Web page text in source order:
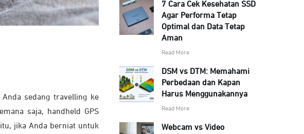
sedang travelling ke
saja, handheld GPS
jika Anda berniat untuk
7 Cara Cek Kesehatan SSD
Agar Performa Tetap
Optimal dan Data Tetap
Aman
Read More
DSM vs DTM: Memahami
Perbedaan dan Kapan
Harus Menggunakannya
Read More
Webcam vs Video